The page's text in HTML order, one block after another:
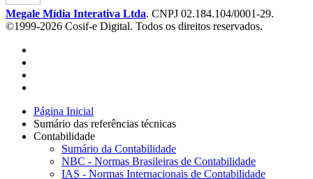
Megale Mídia Interativa Ltda. CNPJ 02.184.104/0001-29.
©1999-2026 Cosif-e Digital. Todos os direitos reservados.
Página Inicial
Sumário das referências técnicas
Contabilidade
Sumário da Contabilidade
NBC - Normas Brasileiras de Contabilidade
IAS - Normas Internacionais de Contabilidade